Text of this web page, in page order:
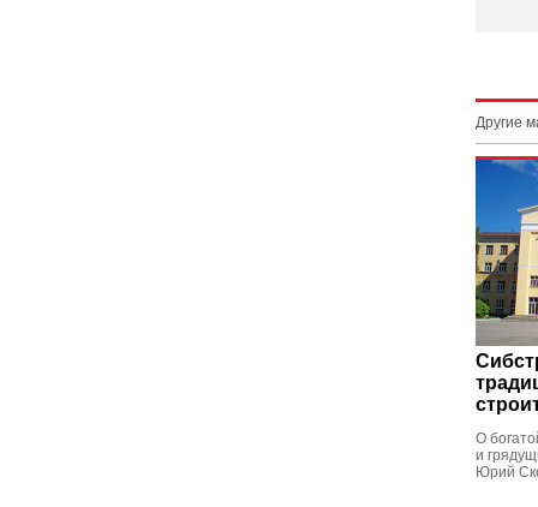
Другие
О
и
Юрий